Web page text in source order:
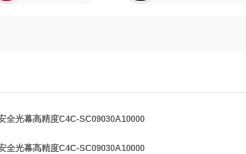
全光幕高精度C4C-SC09030A10000
全光幕高精度C4C-SC09030A10000